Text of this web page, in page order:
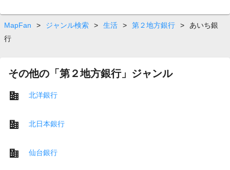
MapFan > ジャンル検索 > 生活 > 第２地方銀行 >
あいち銀
行
その他の「第２地方銀行」ジャンル
北洋銀行
北日本銀行
仙台銀行